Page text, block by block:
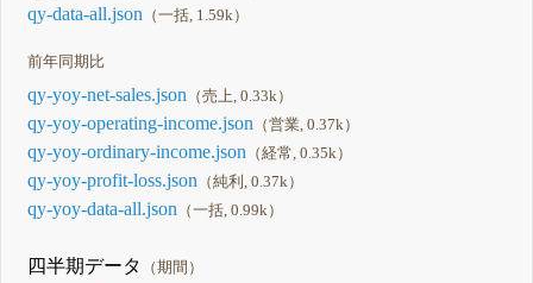
qy-data-all.json （一括, 1.59k）
前年同期比
qy-yoy-net-sales.json （売上, 0.33k）
qy-yoy-operating-income.json （営業, 0.37k）
qy-yoy-ordinary-income.json （経常, 0.35k）
qy-yoy-profit-loss.json （純利, 0.37k）
qy-yoy-data-all.json （一括, 0.99k）
四半期データ （期間）